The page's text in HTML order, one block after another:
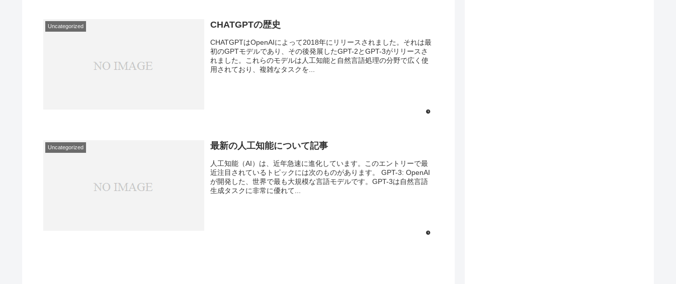
Uncategorized CHATGPTの歴史
CHATGPTはOpenAIによって2018年にリリースされました。それは最
初のGPTモデルであり、その後発展したGPT-2とGPT-3がリリースさ
れました。これらのモデルは人工知能と自然言語処理の分野で広く使
用されており、複雑なタスクを...
Uncategorized 最新の人工知能について記事
人工知能（AI）は、近年急速に進化しています。このエントリーで最
近注目されているトピックには次のものがあります。 GPT-3: OpenAI
が開発した、世界で最も大規模な言語モデルです。GPT-3は自然言語
生成タスクに非常に優れて...